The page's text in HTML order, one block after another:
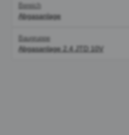
Bereich
Abgasanlage
Baugruppe
Abgasanlage 2.4 JTD 10V